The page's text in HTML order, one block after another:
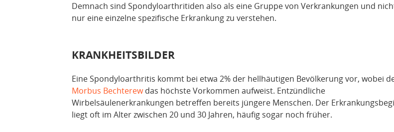
Demnach sind Spondyloarthritiden also als eine Gruppe von Verkrankungen und
nur eine einzelne spezifische Erkrankung zu verstehen.
KRANKHEITSBILDER
Eine Spondyloarthritis kommt bei etwa 2% der hellhäutigen Bevölkerung vor, wobei
Morbus Bechterewdas höchste Vorkommen aufweist. Entzündliche
Wirbelsäulenerkrankungen betreffen bereits jüngere Menschen. Der
liegt oft im Alter zwischen 20 und 30 Jahren, häufig sogar noch früher.